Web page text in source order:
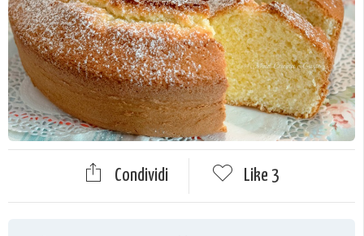
Condividi Like 3